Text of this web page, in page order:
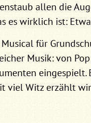
allen die
es wirklich ist:
Musical für
Musik: von
eingespielt.
viel Witz erzählt